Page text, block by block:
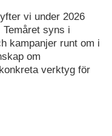
vi under 2026
syns i
kampanjer runt om i
om
verktyg för